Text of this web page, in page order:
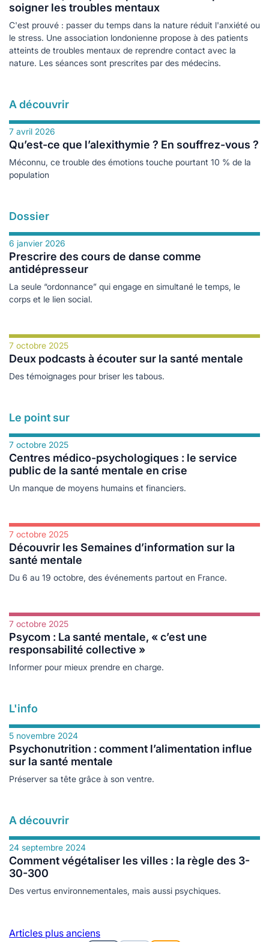
soigner les troubles mentaux
C'est prouvé : passer du temps dans la nature réduit l'anxiété ou
le stress. Une association londonienne propose à des patients
atteints de troubles mentaux de reprendre contact avec la
nature. Les séances sont prescrites par des médecins.
A découvrir
7 avril 2026
Qu’est-ce que l’alexithymie ? En souffrez-vous ?
Méconnu, ce trouble des émotions touche pourtant 10 % de la
population
Dossier
6 janvier 2026
Prescrire des cours de danse comme
antidépresseur
La seule “ordonnance” qui engage en simultané le temps, le
corps et le lien social.
7 octobre 2025
Deux podcasts à écouter sur la santé mentale
Des témoignages pour briser les tabous.
Le point sur
7 octobre 2025
Centres médico-psychologiques : le service
public de la santé mentale en crise
Un manque de moyens humains et financiers.
7 octobre 2025
Découvrir les Semaines d’information sur la
santé mentale
Du 6 au 19 octobre, des événements partout en France.
7 octobre 2025
Psycom : La santé mentale, « c’est une
responsabilité collective »
Informer pour mieux prendre en charge.
L'info
5 novembre 2024
Psychonutrition : comment l’alimentation influe
sur la santé mentale
Préserver sa tête grâce à son ventre.
A découvrir
24 septembre 2024
Comment végétaliser les villes : la règle des 3-
30-300
Des vertus environnementales, mais aussi psychiques.
Navigation
Articles plus anciens